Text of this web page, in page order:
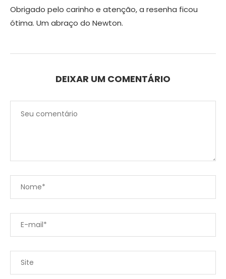
Obrigado pelo carinho e atenção, a resenha ficou
ótima. Um abraço do Newton.
DEIXAR UM COMENTÁRIO